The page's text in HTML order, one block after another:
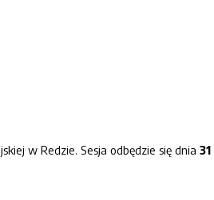
w Redzie. Sesja odbędzie się dnia 31